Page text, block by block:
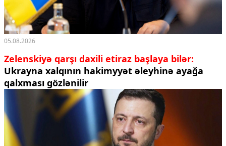
05.08.2026
Zelenskiyə qarşı daxili etiraz başlaya bilər:
Ukrayna xalqının hakimyyət əleyhinə ayağa
qalxması gözlənilir